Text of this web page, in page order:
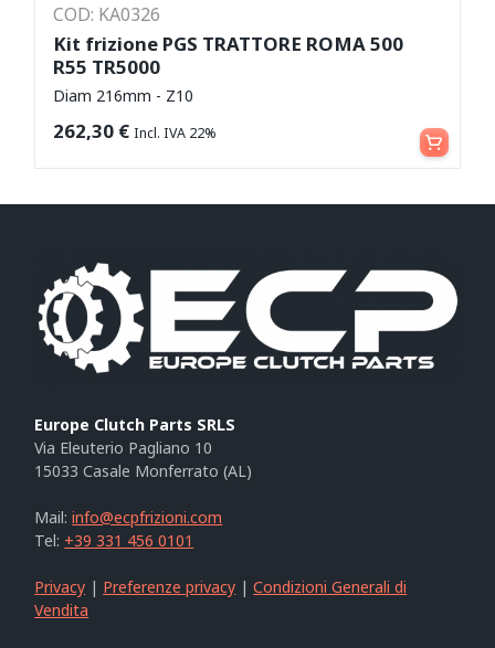
COD: KA0326
Kit frizione PGS TRATTORE ROMA 500
R55 TR5000
Diam 216mm - Z10
262,30 € Incl. IVA 22% Aggiungi al carrello
Europe Clutch Parts SRLS
Via Eleuterio Pagliano 10
15033 Casale Monferrato (AL)
Mail:info@ecpfrizioni.com
Tel: +39 331 456 0101
Privacy | Preferenze privacy |Condizioni Generali di
Vendita